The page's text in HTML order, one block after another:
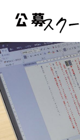
公募スクール
ジャンル
エッセイ
童話